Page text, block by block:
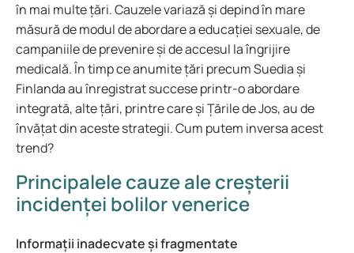
în mai multe țări. Cauzele variază și depind în mare
măsură de modul de abordare a educației sexuale, de
campaniile de prevenire și de accesul la îngrijire
medicală. În timp ce anumite țări precum Suedia și
Finlanda au înregistrat succese printr-o abordare
integrată, alte țări, printre care și Țările de Jos, au de
învățat din aceste strategii. Cum putem inversa acest
trend?
Principalele cauze ale creșterii
incidenței bolilor venerice
Informații inadecvate și fragmentate